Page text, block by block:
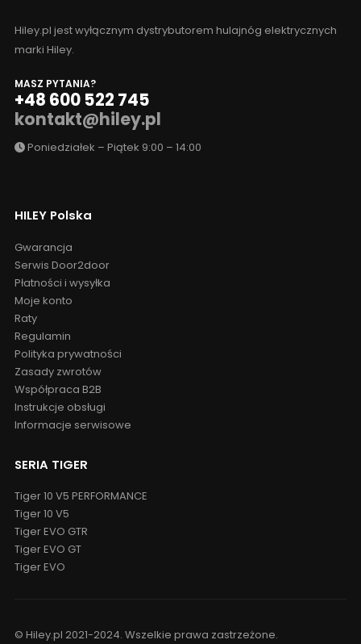
Hiley.pl jest wyłącznym dystrybutorem hulajnóg elektrycznych
MASZ PYTANIA?
+48 600 522 745
kontakt@hiley.pl
Gwarancja
Serwis Door2door
Płatności i wysyłka
Moje konto
Raty
Regulamin
Polityka prywatności
Zasady zwrotów
Współpraca B2B
Instrukcje obsługi
Tiger 10 V5 PERFORMANCE
Tiger 10 V5
Tiger EVO GTR
Tiger EVO GT